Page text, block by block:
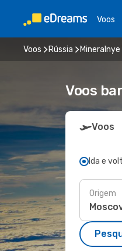
Voos
Voos Rússia
Voos
Voos
Ida e
Origem